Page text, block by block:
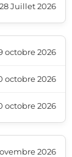
Juillet 2026
octobre 2026
octobre 2026
octobre 2026
2026